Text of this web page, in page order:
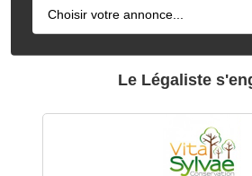
Le Légaliste